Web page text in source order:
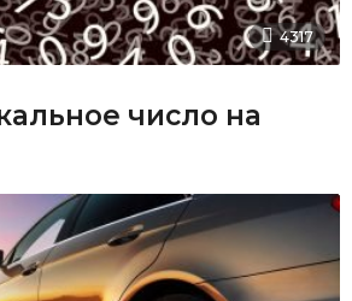
4317
число на